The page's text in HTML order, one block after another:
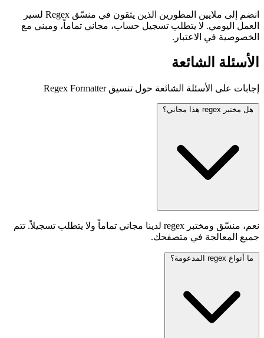
انضم إلى ملايين المطورين الذين يثقون في منسّق Regex لسير
العمل اليومي. لا يتطلب تسجيل حساب، مجاني تماماً، ومبني مع
الخصوصية في الاعتبار.
الأسئلة الشائعة
إجابات على الأسئلة الشائعة حول تنسيق Regex Formatter
هل مختبر regex هذا مجاني؟
نعم، منسّق ومختبر regex لدينا مجاني تماماً ولا يتطلب تسجيلاً. تتم
جميع المعالجة في متصفحك.
ما أنواع regex المدعومة؟